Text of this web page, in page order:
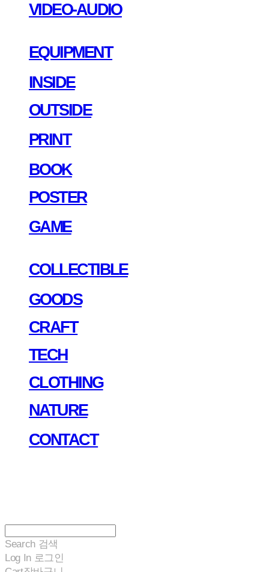
VIDEO-AUDIO
EQUIPMENT
INSIDE
OUTSIDE
PRINT
BOOK
POSTER
GAME
COLLECTIBLE
GOODS
CRAFT
TECH
CLOTHING
NATURE
CONTACT
Search 검색
Log In 로그인